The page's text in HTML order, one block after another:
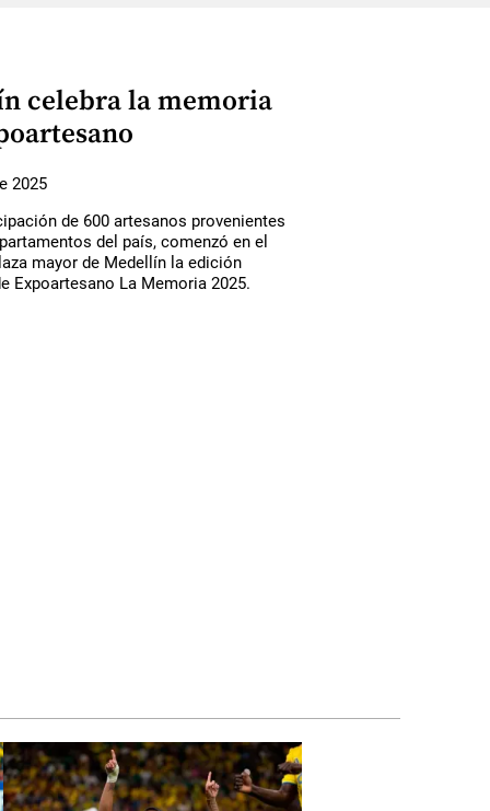
celebra la memoria
2025
de 600 artesanos provenientes
del país, comenzó en el
mayor de Medellín la edición
Expoartesano La Memoria 2025.